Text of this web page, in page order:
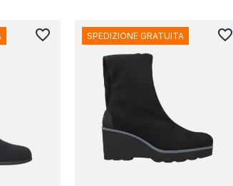
favorite_border SPEDIZIONE GRATUITA favorite_border